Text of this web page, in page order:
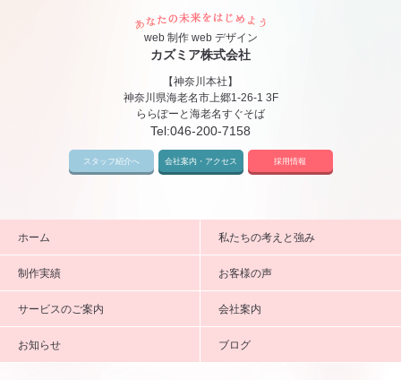
web 制作 web デザイン
カズミア株式会社
【神奈川本社】
神奈川県海老名市上郷1-26-1 3F
ららぽーと海老名すぐそば
Tel:046-200-7158
スタッフ紹介へ 会社案内・アクセス 採用情報
ホーム 私たちの考えと強み
制作実績 お客様の声
サービスのご案内 会社案内
お知らせ ブログ